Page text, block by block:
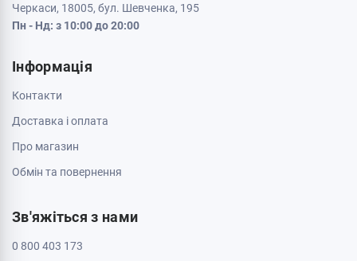
Черкаси, 18005, бул. Шевченка, 195
Пн - Нд: з 10:00 до 20:00
Інформація
Контакти
Доставка і оплата
Про магазин
Обмін та повернення
Зв'яжіться з нами
0 800 403 173